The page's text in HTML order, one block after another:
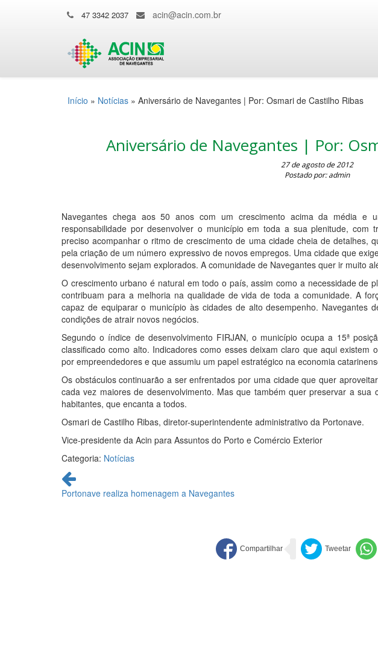
47 3342 2037 acin@acin.com.br
Início » Notícias » Aniversário de Navegantes | Por: Osmari de Castilho Ribas
Aniversário de Navegantes | Por:
27 de agosto de 2012
Postado por: admin
Navegantes chega aos 50 anos com um crescimento acima da média e
responsabilidade por desenvolver o município em toda a sua plenitude, com
preciso acompanhar o ritmo de crescimento de uma cidade cheia de detalhes,
pela criação de um número expressivo de novos empregos. Uma cidade que
desenvolvimento sejam explorados. A comunidade de Navegantes quer ir muito
O crescimento urbano é natural em todo o país, assim como a necessidade de
contribuam para a melhoria na qualidade de vida de toda a comunidade. A
capaz de equiparar o município às cidades de alto desempenho. Navegantes
condições de atrair novos negócios.
Segundo o índice de desenvolvimento FIRJAN, o município ocupa a 15ª
classificado como alto. Indicadores como esses deixam claro que aqui existem
por empreendedores e que assumiu um papel estratégico na economia
Os obstáculos continuarão a ser enfrentados por uma cidade que quer
cada vez maiores de desenvolvimento. Mas que também quer preservar a
habitantes, que encanta a todos.
Osmari de Castilho Ribas, diretor-superintendente administrativo da Portonave.
Vice-presidente da Acin para Assuntos do Porto e Comércio Exterior
Categoria: Notícias
Continue
lendo
Portonave realiza homenagem a Navegantes